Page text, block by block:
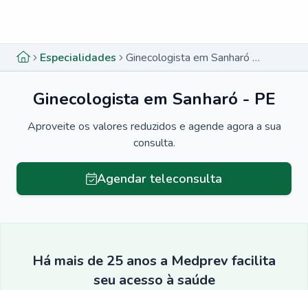
Especialidades Ginecologista em Sanharó - PE
Ginecologista em Sanharó - PE
Aproveite os valores reduzidos e agende agora a sua
consulta.
Agendar teleconsulta
Há mais de 25 anos a Medprev facilita
seu acesso à saúde